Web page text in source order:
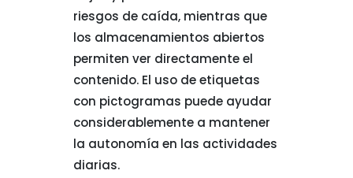
riesgos de caída, mientras que
los almacenamientos abiertos
permiten ver directamente el
contenido. El uso de etiquetas
con pictogramas puede ayudar
considerablemente a mantener
la autonomía en las actividades
diarias.